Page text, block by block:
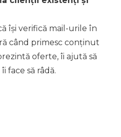
își verifică mail-urile în
când primesc conținut
oferte, îi ajută să
face să râdă.